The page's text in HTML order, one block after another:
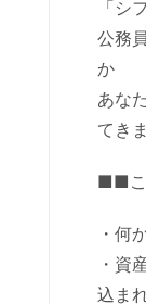
「シ
公務
か
あな
てき
■■こ
・何
・資
込ま